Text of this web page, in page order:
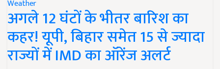
Weather
अगले 12 घंटों के भीतर बारिश का
कहर! यूपी, बिहार समेत 15 से ज्यादा
राज्यों में IMD का ऑरेंज अलर्ट